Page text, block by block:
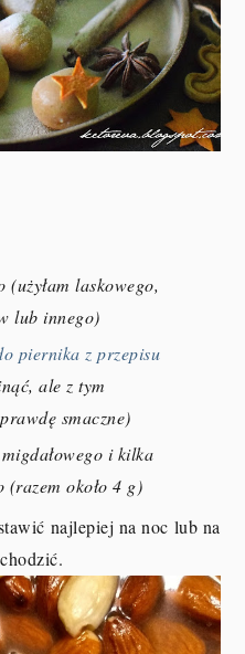
(użyłam laskowego,
lub innego)
piernika z przepisu
ale z tym
smaczne)
i kilka
około 4 g)
najlepiej na noc lub na